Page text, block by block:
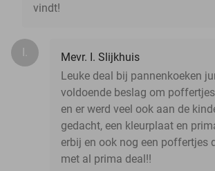
vindt!
I.
Mevr. I. Slijkhuis
Leuke deal bij pannenkoeken
voldoende beslag om
en er werd veel ook aan de
gedacht, een kleurplaat en
erbij en ook nog een poffertjes
met al prima deal!!